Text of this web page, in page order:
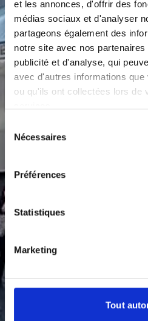
et les annonces, d'offrir des
médias sociaux et d'analyser
partageons également des
notre site avec nos
publicité et d'analyse, qui
avec d'autres informations
ou qu'ils ont collectées lors de
Nécessaires
Préférences
Statistiques
Marketing
Tout